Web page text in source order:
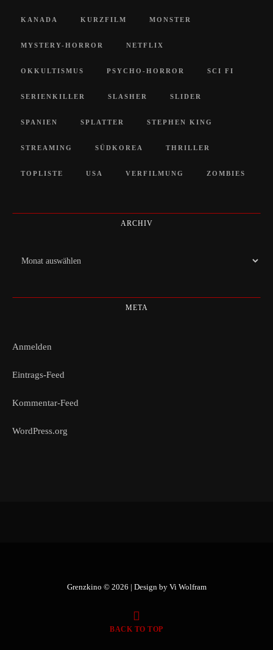
KANADA KURZFILM MONSTER
MYSTERY-HORROR NETFLIX
OKKULTISMUS PSYCHO-HORROR SCI FI
SERIENKILLER SLASHER SLIDER
SPANIEN SPLATTER STEPHEN KING
STREAMING SÜDKOREA THRILLER
TOPLISTE USA VERFILMUNG ZOMBIES
ARCHIV
Archiv
META
Anmelden
Eintrags-Feed
Kommentar-Feed
WordPress.org
Grenzkino © 2026 | Design by Vi Wolfram
BACK TO TOP